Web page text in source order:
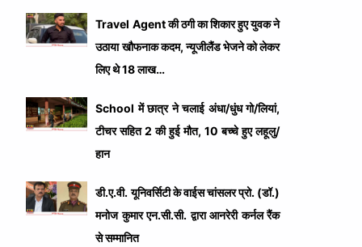
Travel Agent की ठगी का शिकार हुए युवक ने
उठाया खौफनाक कदम, न्यूजीलैंड भेजने को लेकर
लिए थे 18 लाख…
School में छात्र ने चलाई अंधा/धुंध गो/लियां,
टीचर सहित 2 की हुई मौत, 10 बच्चे हुए लहूलु/
हान
डी.ए.वी. यूनिवर्सिटी के वाईस चांसलर प्रो. (डॉ.)
मनोज कुमार एन.सी.सी. द्वारा आनरेरी कर्नल रैंक
से सम्मानित